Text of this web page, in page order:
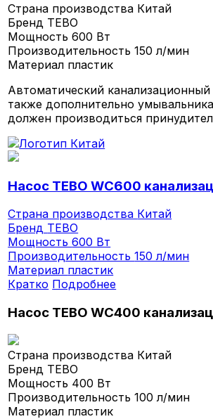
Страна производства Китай
Бренд TEBO
Мощность600 Вт
Производительность150 л/мин
Материал пластик
Автоматический
также дополнительно
должен производиться
Насос TEBO WC600
Страна производства Китай
Бренд TEBO
Мощность600 Вт
Производительность150 л/мин
Материал пластик
Кратко Подробнее
Насос TEBO WC400
Страна производства Китай
Бренд TEBO
Мощность 400 Вт
Производительность100 л/мин
Материал пластик